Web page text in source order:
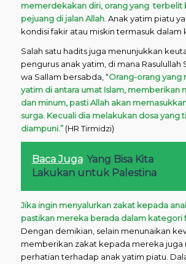
memerdekakan diri, orang yang terbelit
pejuang di jalan Allah. Anak yatim piatu
kondisi fakir atau miskin termasuk dalam
Salah satu hadits juga menunjukkan
pengurus anak yatim, di mana Rasulullah
wa Sallam bersabda, “Orang-orang yang
yatim di antara umat Islam, memberikan
dan minum, pasti Allah akan
surga. Kecuali dia melakukan dosa yang
diampuni.”(HR Tirmidzi)
Baca Juga Yang Bisa Kita
Lakukan untuk Palestina
Jika ingin menyalurkan zakat kepada
pastikan mereka berada dalam kategori
Dengan demikian, selain menunaikan
memberikan zakat kepada mereka juga
perhatian terhadap anak yatim piatu.